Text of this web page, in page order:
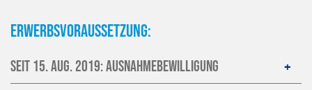
Erwerbsvoraussetzung:
seit 15. Aug. 2019: Ausnahmebewilligung